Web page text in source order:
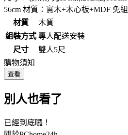
56cm 材質：實木+木心板+MDF 免
材質
木質
組裝方式 專人配送安裝
尺寸
雙人5尺
購物須知
查看
別人也看了
已經到底囉！